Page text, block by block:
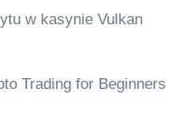
w kasynie Vulkan
Trading for Beginners